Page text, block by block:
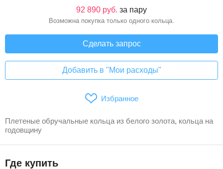
92 890 руб. за пару
Возможна покупка только одного кольца.
Сделать запрос
Добавить в "Мои расходы"
Избранное
Плетеные обручальные кольца из белого золота, кольца на
годовщину
Где купить